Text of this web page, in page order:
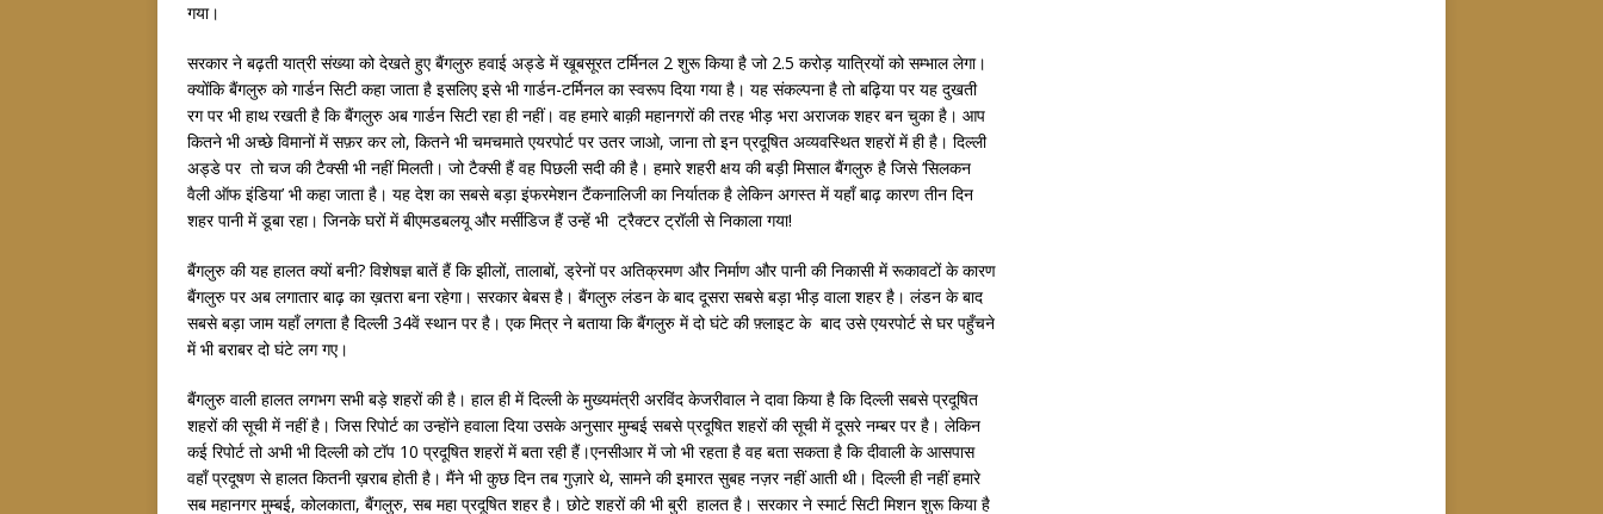
गया।
सरकार ने बढ़ती यात्री संख्या को देखते हुए बैंगलुरु हवाई अड्डे में खूबसूरत टर्मिनल 2 शुरू किया है जो 2.5 करोड़ यात्रियों को सम्भाल लेगा।
क्योंकि बैंगलुरु को गार्डन सिटी कहा जाता है इसलिए इसे भी गार्डन-टर्मिनल का स्वरूप दिया गया है। यह संकल्पना है तो बढ़िया पर यह दुखती
रग पर भी हाथ रखती है कि बैंगलुरु अब गार्डन सिटी रहा ही नहीं। वह हमारे बाक़ी महानगरों की तरह भीड़ भरा अराजक शहर बन चुका है। आप
कितने भी अच्छे विमानों में सफ़र कर लो, कितने भी चमचमाते एयरपोर्ट पर उतर जाओ, जाना तो इन प्रदूषित अव्यवस्थित शहरों में ही है। दिल्ली
अड्डे पर तो चज की टैक्सी भी नहीं मिलती। जो टैक्सी हैं वह पिछली सदी की है। हमारे शहरी क्षय की बड़ी मिसाल बैंगलुरु है जिसे ‘सिलकन
वैली ऑफ इंडिया’ भी कहा जाता है। यह देश का सबसे बड़ा इंफरमेशन टैंकनालिजी का निर्यातक है लेकिन अगस्त में यहाँ बाढ़ कारण तीन दिन
शहर पानी में डूबा रहा। जिनके घरों में बीएमडबलयू और मर्सीडिज हैं उन्हें भी ट्रैक्टर ट्रॉली से निकाला गया!
बैंगलुरु की यह हालत क्यों बनी? विशेषज्ञ बातें हैं कि झीलों, तालाबों, ड्रेनों पर अतिक्रमण और निर्माण और पानी की निकासी में रूकावटों के कारण
बैंगलुरु पर अब लगातार बाढ़ का ख़तरा बना रहेगा। सरकार बेबस है। बैंगलुरु लंडन के बाद दूसरा सबसे बड़ा भीड़ वाला शहर है। लंडन के बाद
सबसे बड़ा जाम यहाँ लगता है दिल्ली 34वें स्थान पर है। एक मित्र ने बताया कि बैंगलुरु में दो घंटे की फ़्लाइट के बाद उसे एयरपोर्ट से घर पहुँचने
में भी बराबर दो घंटे लग गए।
बैंगलुरु वाली हालत लगभग सभी बड़े शहरों की है। हाल ही में दिल्ली के मुख्यमंत्री अरविंद केजरीवाल ने दावा किया है कि दिल्ली सबसे प्रदूषित
शहरों की सूची में नहीं है। जिस रिपोर्ट का उन्होंने हवाला दिया उसके अनुसार मुम्बई सबसे प्रदूषित शहरों की सूची में दूसरे नम्बर पर है। लेकिन
कई रिपोर्ट तो अभी भी दिल्ली को टॉप 10 प्रदूषित शहरों में बता रही हैं।एनसीआर में जो भी रहता है वह बता सकता है कि दीवाली के आसपास
वहाँ प्रदूषण से हालत कितनी ख़राब होती है। मैंने भी कुछ दिन तब गुज़ारे थे, सामने की इमारत सुबह नज़र नहीं आती थी। दिल्ली ही नहीं हमारे
सब महानगर मुम्बई, कोलकाता, बैंगलुरु, सब महा प्रदूषित शहर है। छोटे शहरों की भी बुरी हालत है। सरकार ने स्मार्ट सिटी मिशन शुरू किया है